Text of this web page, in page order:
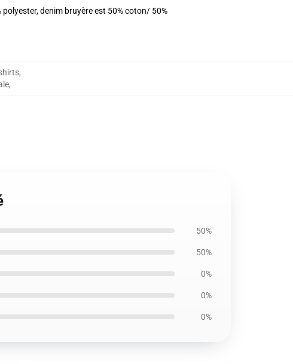
denim bruyère est 50% coton/ 50%
,
,
50%
50%
0%
0%
0%